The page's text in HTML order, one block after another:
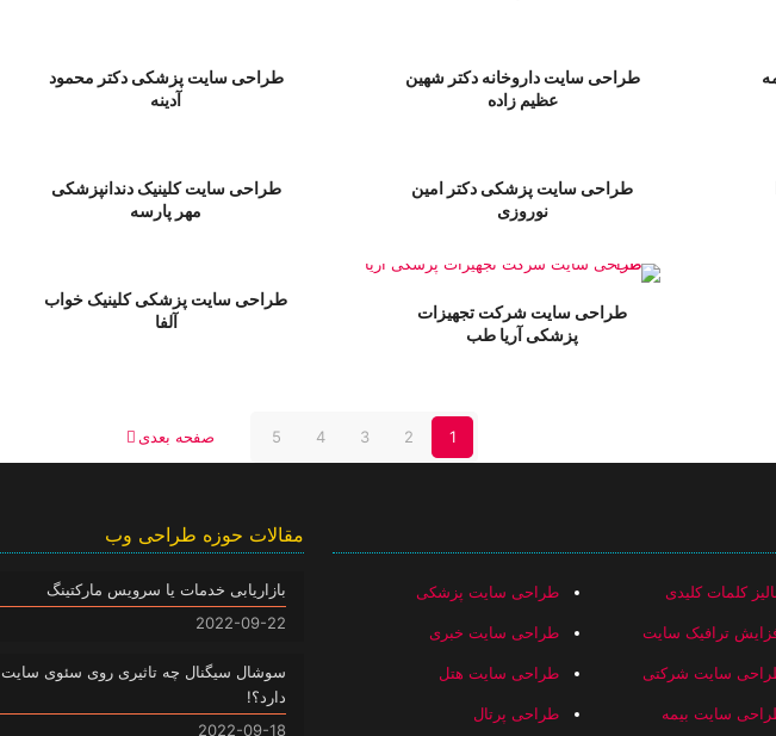
طراحی سایت داروخانه دكتر شهین
عظیم زاده
طراحی سایت پزشکی دكتر محمود
آدینه
طراحی سایت پزشکی دکتر امین
نوروزی
طراحی سایت کلینیک دندانپزشکی
مهر پارسه
طراحی سایت شرکت تجهیزات
پزشکی آریا طب
طراحی سایت پزشکی کلینیک خواب
آلفا
1
2
3
4
5 صفحه بعدی
کلمات کلیدی
ترافیک سایت
سایت شرکتی
سایت بیمه
طراحی سایت پزشکی
طراحی سایت خبری
طراحی سایت هتل
طراحی پرتال
مقالات حوزه طراحی وب
بازاریابی خدمات یا سرویس مارکتینگ
2022-09-22
سوشال سیگنال چه تاثیری روی سئوی سایت
دارد؟!
2022-09-18